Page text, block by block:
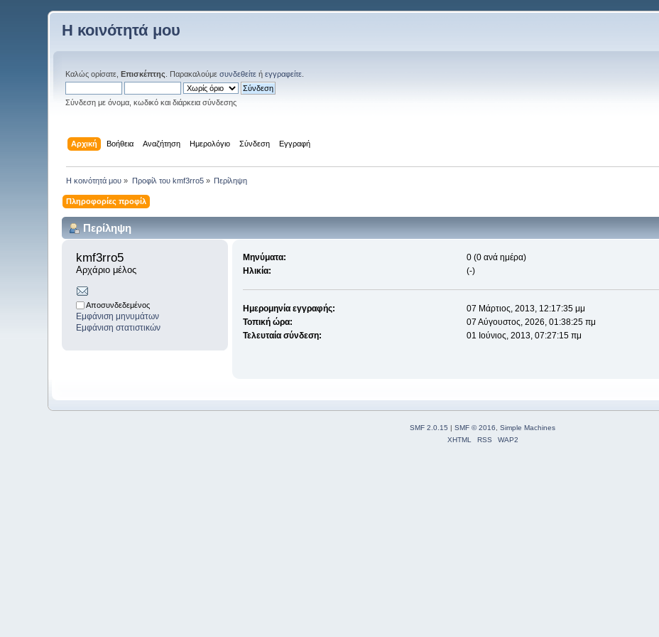
Η κοινότητά μου
Καλώς ορίσατε,Επισκέπτης . Παρακαλούμεσυνδεθείτε ήεγγραφείτε
Σύνδεση με όνομα, κωδικό και διάρκεια σύνδεσης
Αρχική Βοήθεια Αναζήτηση Ημερολόγιο Σύνδεση Εγγραφή
Η κοινότητά μου » Προφίλ του kmf3rro5» Περίληψη
Πληροφορίες προφίλ
Περίληψη
kmf3rro5
Αρχάριο μέλος
Αποσυνδεδεμένος
Εμφάνιση μηνυμάτων
Εμφάνιση στατιστικών
Μηνύματα:
0 (0 ανά ημέρα)
Ηλικία:
(-)
Ημερομηνία εγγραφής:
07 Μάρτιος, 2013, 12:17:35 μμ
Τοπική ώρα:
07 Αύγουστος, 2026, 01:38:25 πμ
Τελευταία σύνδεση:
01 Ιούνιος, 2013, 07:27:15 πμ
SMF 2.0.15 | SMF © 2016, Simple Machines
XHTML
RSS WAP2